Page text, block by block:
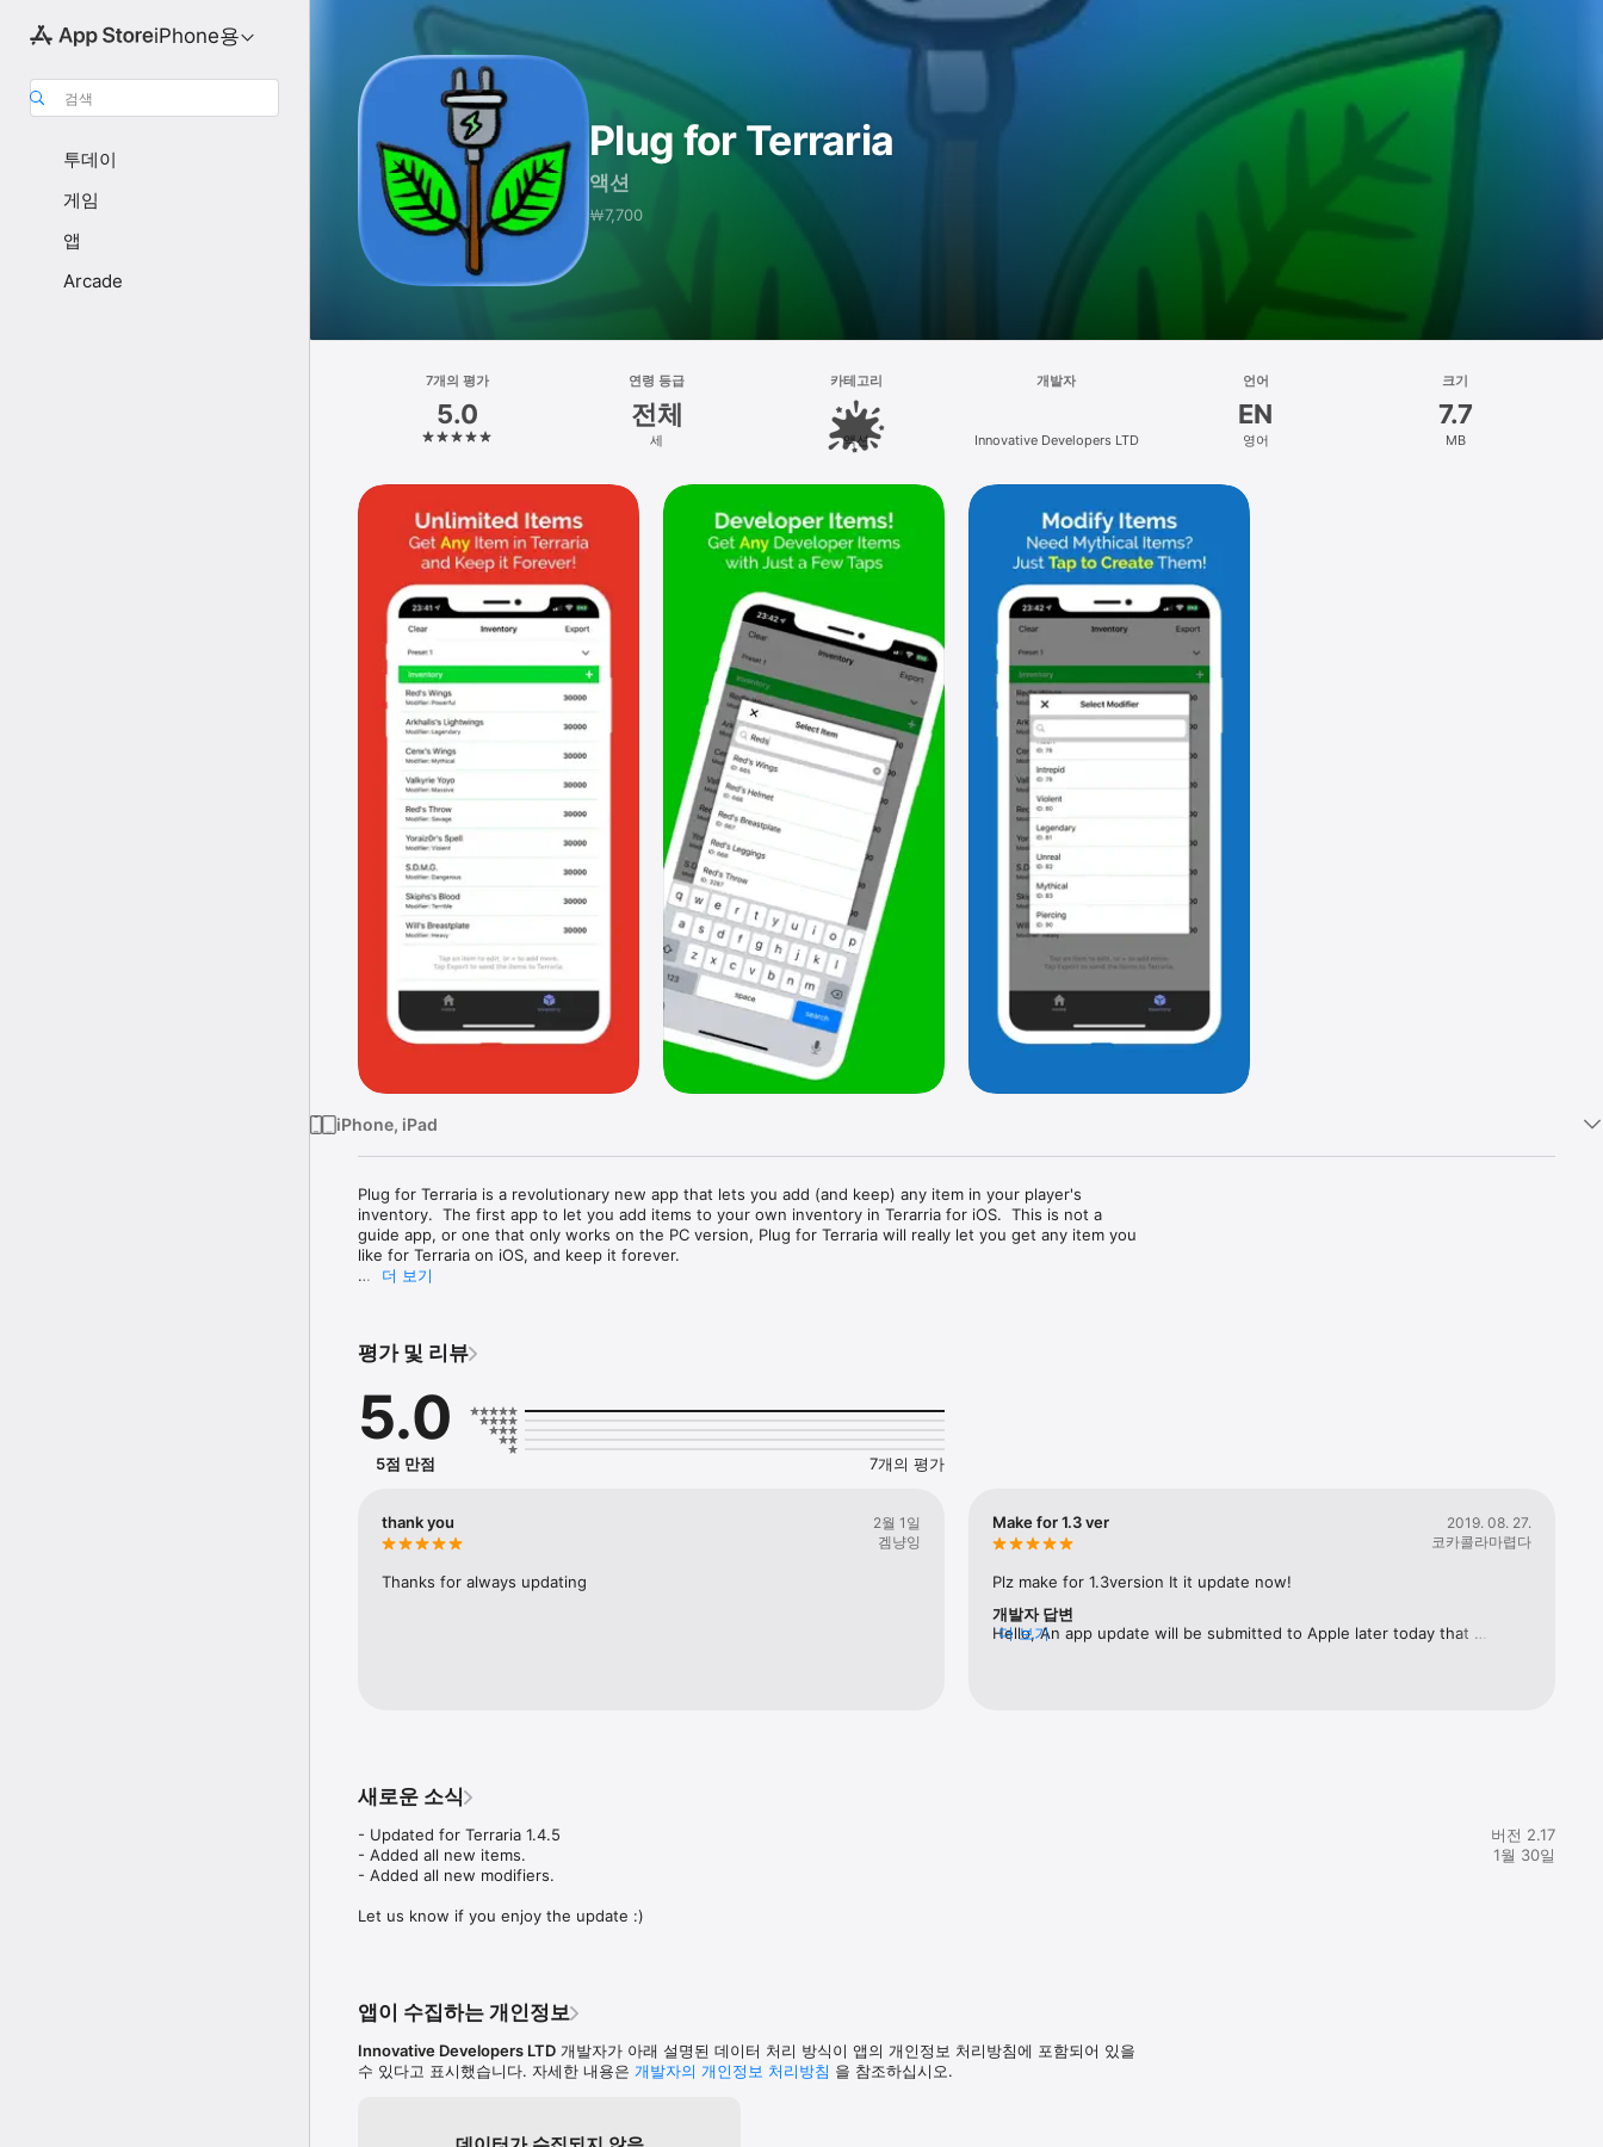
iPhone용
검색
투데이
게임
앱
Arcade
Plug for Terraria
액션
￦7,700
7개의 평가
5.0
연령 등급
전체
세
카테고리
액션
개발자
Innovative Developers LTD
언어
EN
영어
크기
7.7
MB
iPhone, iPad
Plug for Terraria is a revolutionary new app that lets you add (and keep) any item in your player's
inventory.  The first app to let you add items to your own inventory in Terarria for iOS.  This is not a
guide app, or one that only works on the PC version, Plug for Terraria will really let you get any item you
like for Terraria on iOS, and keep it forever.
more items? No problem, open the app and get some more!
There's no extra charges or in app purchases, you can really get as many items as you like forever!
Another world first in the Plug series of apps - we've been bringing you commands, inventory add ons
check out our developer page to see our other apps in case you missed them.
game, or its creators in any way.
더 보기
평가 및 리뷰
5.0
5점 만점 7개의 평가
thank you
2월 1일
겜냥잉
Thanks for always updating
Make for 1.3 ver
2019. 08. 27.
코카콜라마렵다
Plz make for 1.3version It it update now!
개발자 답변
Hello, An app update will be submitted to Apple later today that
더 보기
새로운 소식
- Updated for Terraria 1.4.5
- Added all new items.
- Added all new modifiers.
Let us know if you enjoy the update :)
버전 2.17
1월 30일
앱이 수집하는 개인정보
Innovative Developers LTD 개발자가 아래 설명된 데이터 처리 방식이 앱의 개인정보 처리방침에 포함되어 있을
수 있다고 표시했습니다. 자세한 내용은 개발자의 개인정보 처리방침 을 참조하십시오.